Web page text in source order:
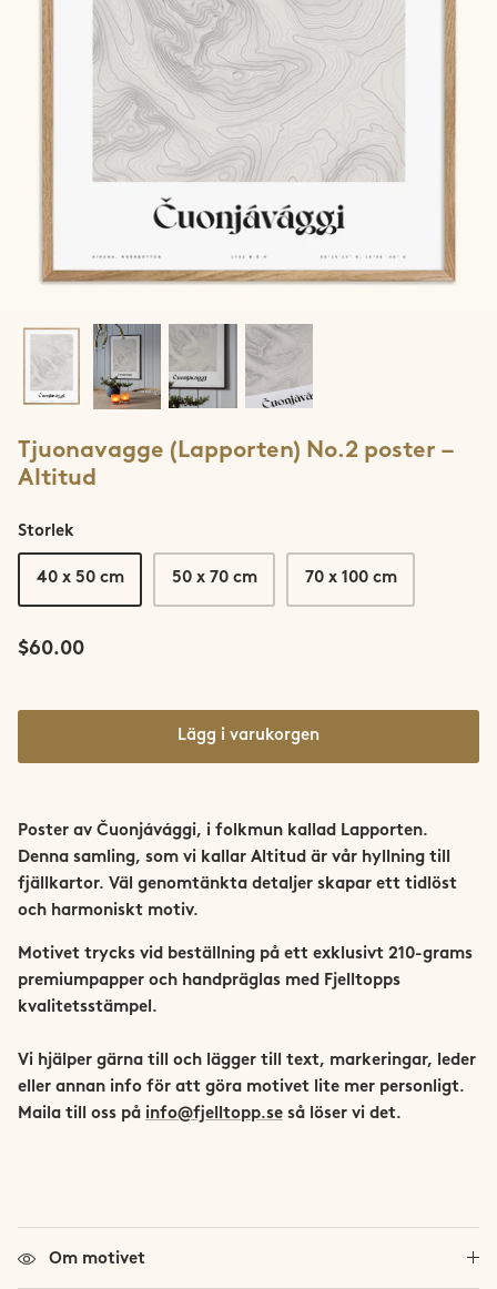
Jotunheimen
Lyngen
Møre & Romsdal
Rolla & Andørja
Romsdalseggen
Rondane
Saltfjellet-Svartisen
Senja
Sylan
Tromsø
Trondheim
Trollheimen
Trysil
Vestland Fylke
Viglen
Tjuonavagge (Lapporten) No.2 poster –
Altitud
Storlek
40 x 50 cm 50 x 70 cm 70 x 100 cm
$60.00
Lägg i varukorgen
Poster av Čuonjávággi, i folkmun kallad Lapporten.
Denna samling, som vi kallar Altitud är vår hyllning till
fjällkartor. Väl genomtänkta detaljer skapar ett tidlöst
och harmoniskt motiv.
Motivet trycks vid beställning på ett exklusivt 210-grams
premiumpapper och handpräglas med Fjelltopps
kvalitetsstämpel.
Vi hjälper gärna till och lägger till text, markeringar, leder
eller annan info för att göra motivet lite mer personligt.
Maila till oss på info@fjelltopp.se så löser vi det.
Om motivet